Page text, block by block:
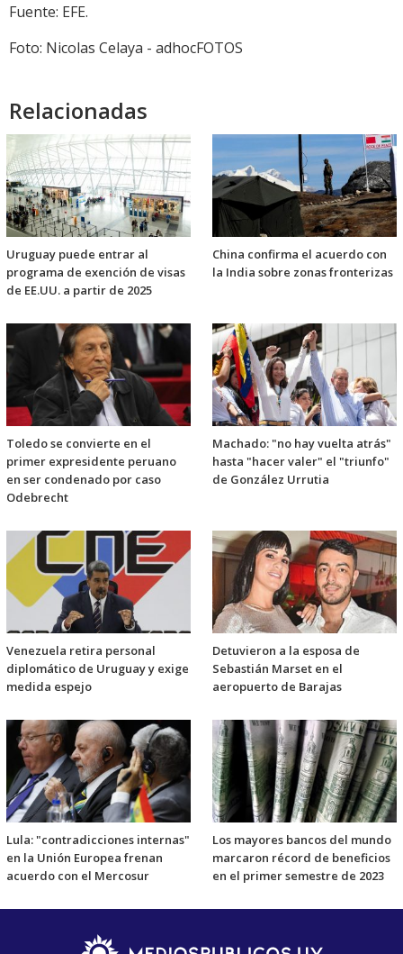
Fuente: EFE.
Foto: Nicolas Celaya - adhocFOTOS
Relacionadas
Uruguay puede entrar al
programa de exención de visas
de EE.UU. a partir de 2025
China confirma el acuerdo con
la India sobre zonas fronterizas
Toledo se convierte en el
primer expresidente peruano
en ser condenado por caso
Odebrecht
Machado: "no hay vuelta atrás"
hasta "hacer valer" el "triunfo"
de González Urrutia
Venezuela retira personal
diplomático de Uruguay y exige
medida espejo
Detuvieron a la esposa de
Sebastián Marset en el
aeropuerto de Barajas
Lula: "contradicciones internas"
en la Unión Europea frenan
acuerdo con el Mercosur
Los mayores bancos del mundo
marcaron récord de beneficios
en el primer semestre de 2023